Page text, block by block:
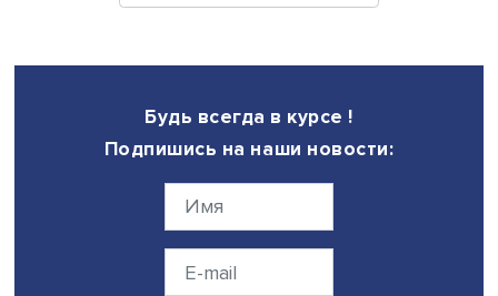
формированием новой программы активного
Руководитель исследования, главный научный
Светлана Бирюкова полагает, что включение в
характеристик инфраструктуры, в том числе досуговой,
уровне не всегда позволяет корректно решить задачу
учету. Для оценки положения конкретного человека
возможность обратиться за помощью. Выборочные
населения почти никогда не дают таких возможностей.